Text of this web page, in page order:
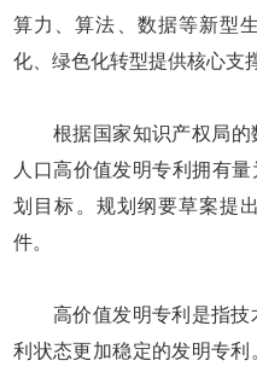
算力、算法、数据等新型
化、绿色化转型提供核心支
根据国家知识产权局的
人口高价值发明专利拥有
划目标。规划纲要草案提
件。
高价值发明专利是指技
利状态更加稳定的发明专利